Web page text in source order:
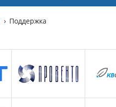
Поддержка